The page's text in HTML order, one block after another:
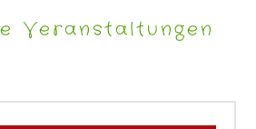
Veranstaltungen